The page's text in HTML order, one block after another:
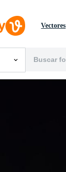
Vectores